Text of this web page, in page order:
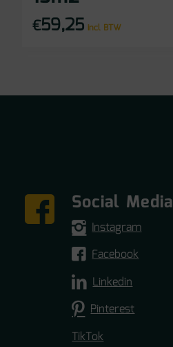
€59,25 incl BTW
Social Media
Instagram
Facebook
Linkedin
Pinterest
TikTok